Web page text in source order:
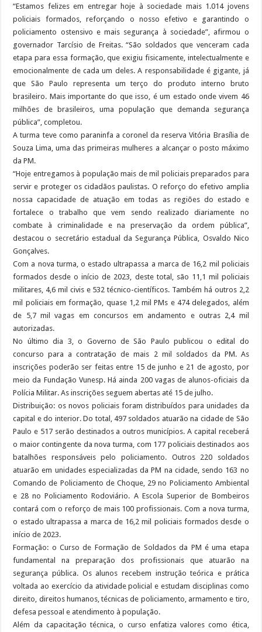
“Estamos felizes em entregar hoje à sociedade mais 1.014 jovens
policiais formados, reforçando o nosso efetivo e garantindo o
policiamento ostensivo e mais segurança à sociedade”, afirmou o
governador Tarcísio de Freitas. “São soldados que venceram cada
etapa para essa formação, que exigiu fisicamente, intelectualmente e
emocionalmente de cada um deles. A responsabilidade é gigante, já
que São Paulo representa um terço do produto interno bruto
brasileiro. Mais importante do que isso, é um estado onde vivem 46
milhões de brasileiros, uma população que demanda segurança
pública”, completou.
A turma teve como paraninfa a coronel da reserva Vitória Brasília de
Souza Lima, uma das primeiras mulheres a alcançar o posto máximo
da PM.
“Hoje entregamos à população mais de mil policiais preparados para
servir e proteger os cidadãos paulistas. O reforço do efetivo amplia
nossa capacidade de atuação em todas as regiões do estado e
fortalece o trabalho que vem sendo realizado diariamente no
combate à criminalidade e na preservação da ordem pública”,
destacou o secretário estadual da Segurança Pública, Osvaldo Nico
Gonçalves.
Com a nova turma, o estado ultrapassa a marca de 16,2 mil policiais
formados desde o início de 2023, deste total, são 11,1 mil policiais
militares, 4,6 mil civis e 532 técnico-científicos. Também há outros 2,2
mil policiais em formação, quase 1,2 mil PMs e 474 delegados, além
de 5,7 mil vagas em concursos em andamento e outras 2,4 mil
autorizadas.
No último dia 3, o Governo de São Paulo publicou o edital do
concurso para a contratação de mais 2 mil soldados da PM. As
inscrições poderão ser feitas entre 15 de junho e 21 de agosto, por
meio da Fundação Vunesp. Há ainda 200 vagas de alunos-oficiais da
Polícia Militar. As inscrições seguem abertas até 15 de julho.
Distribuição: os novos policiais foram distribuídos para unidades da
capital e do interior. Do total, 497 soldados atuarão na cidade de São
Paulo e 517 serão destinados a outros municípios. A capital receberá
o maior contingente da nova turma, com 177 policiais destinados aos
batalhões responsáveis pelo policiamento. Outros 220 soldados
atuarão em unidades especializadas da PM na cidade, sendo 163 no
Comando de Policiamento de Choque, 29 no Policiamento Ambiental
e 28 no Policiamento Rodoviário. A Escola Superior de Bombeiros
contará com o reforço de mais 100 profissionais. Com a nova turma,
o estado ultrapassa a marca de 16,2 mil policiais formados desde o
início de 2023.
Formação: o Curso de Formação de Soldados da PM é uma etapa
fundamental na preparação dos profissionais que atuarão na
segurança pública. Os alunos recebem instrução teórica e prática
voltada ao exercício da atividade policial e estudam disciplinas como
direito, direitos humanos, técnicas de policiamento, armamento e tiro,
defesa pessoal e atendimento à população.
Além da capacitação técnica, o curso enfatiza valores como ética,